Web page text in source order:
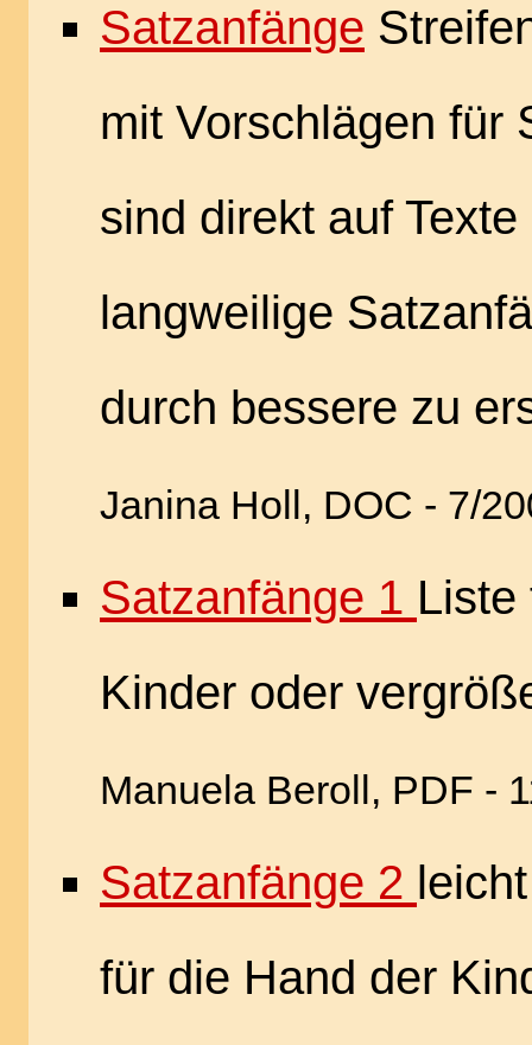
Satzanfänge
mit Vorschlägen für
sind direkt auf
langweilige
durch bessere zu
Janina Holl, DOC - 7/
Satzanfänge 1 Liste
Kinder oder
Manuela Beroll, PDF -
Satzanfänge 2
für die Hand der